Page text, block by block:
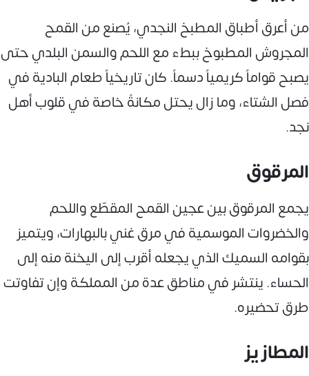
من أعرق أطباق المطبخ النجدي، يُصنع من القمح
المجروش المطبوخ ببطء مع اللحم والسمن البلدي حتى
يصبح قواماً كريمياً دسماً. كان تاريخياً طعام البادية في
فصل الشتاء، وما زال يحتل مكانةً خاصة في قلوب أهل
نجد.
المرقوق
يجمع المرقوق بين عجين القمح المقطّع واللحم
والخضروات الموسمية في مرق غني بالبهارات، ويتميز
بقوامه السميك الذي يجعله أقرب إلى اليخنة منه إلى
الحساء. ينتشر في مناطق عدة من المملكة وإن تفاوتت
طرق تحضيره.
المطازيز